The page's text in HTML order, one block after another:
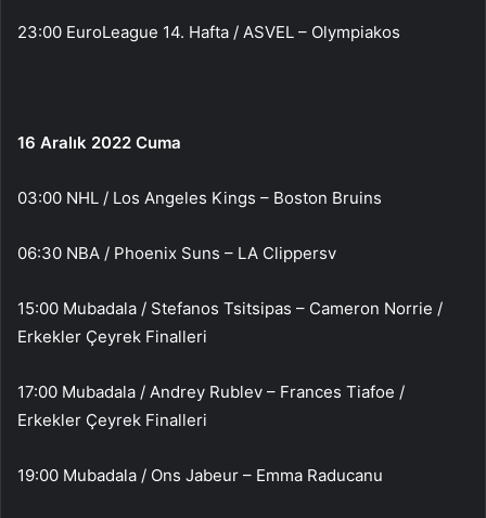
23:00 EuroLeague 14. Hafta / ASVEL – Olympiakos
16 Aralık 2022 Cuma
03:00 NHL / Los Angeles Kings – Boston Bruins
06:30 NBA / Phoenix Suns – LA Clippersv
15:00 Mubadala / Stefanos Tsitsipas – Cameron Norrie /
Erkekler Çeyrek Finalleri
17:00 Mubadala / Andrey Rublev – Frances Tiafoe /
Erkekler Çeyrek Finalleri
19:00 Mubadala / Ons Jabeur – Emma Raducanu